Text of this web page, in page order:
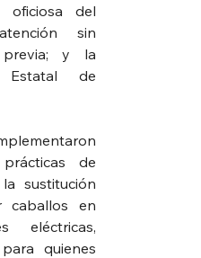
oficiosa del
sin
previa; y la
Estatal de
de
sustitución
caballos en
eléctricas,
quienes